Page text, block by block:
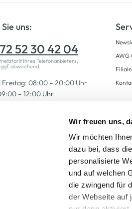
Wir freuen uns,
Wir möchten
dazu bei, dass
personalisierte
und auf welchen
die zwingend für
der Webseite auf
uns:
52 30 42 04
Ihres Telefonanbieters,
abweichend.
Freitag: 08:00 – 20:00 Uhr
– 12:00 Uhr
AWG